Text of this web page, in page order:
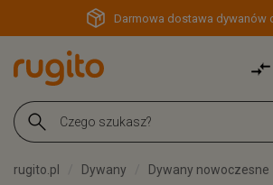
Darmowa dostawa dywanów
rugito.pl Dywany Dywany nowoczesne